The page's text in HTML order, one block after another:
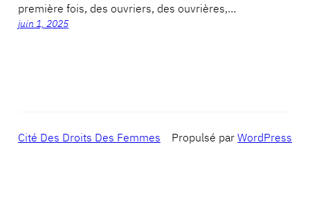
première fois, des ouvriers, des ouvrières,…
juin 1, 2025
Cité Des Droits Des Femmes Propulsé parWordPress